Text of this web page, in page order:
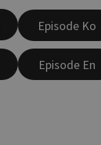
Episode Ko
Episode En